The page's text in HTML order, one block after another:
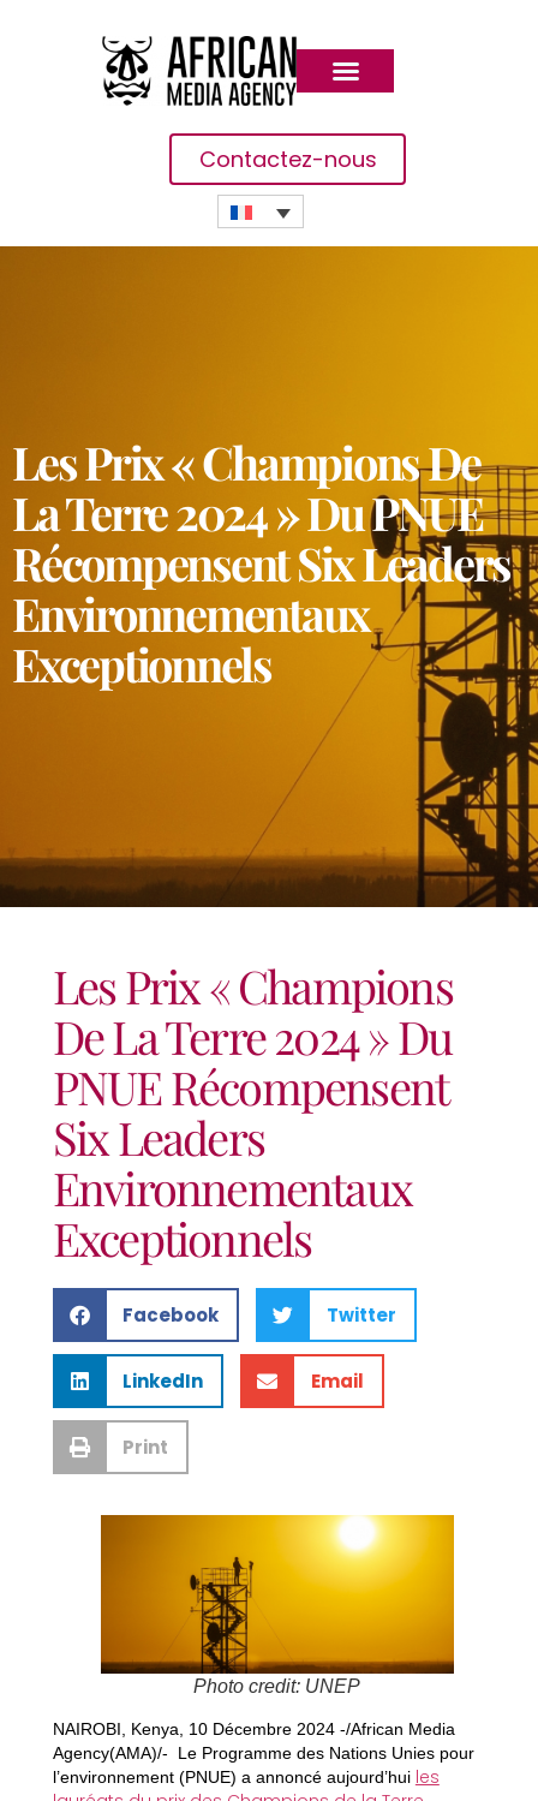
Contactez-nous
Les Prix « Champions De
La Terre 2024 » Du PNUE
Récompensent Six Leaders
Environnementaux
Exceptionnels
Les Prix « Champions
De La Terre 2024 » Du
PNUE Récompensent
Six Leaders
Environnementaux
Exceptionnels
Facebook Twitter
LinkedIn Email
Print
Photo credit: UNEP
NAIROBI, Kenya, 10 Décembre 2024 -/African Media
Agency(AMA)/- Le Programme des Nations Unies pour
l’environnement (PNUE) a annoncé aujourd’hui les